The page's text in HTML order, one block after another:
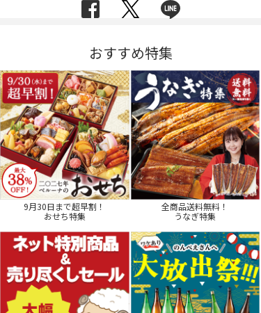
おすすめ特集
9月30日まで超早割！
おせち特集
全商品送料無料！
うなぎ特集